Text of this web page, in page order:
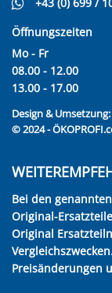
+43 (0) 699 /
Öffnungszeiten
Mo - Fr
08.00 - 12.00
13.00 - 17.00
Design & Umsetzung:
© 2024 -
Bei den
Original-
Original
Preisänderungen